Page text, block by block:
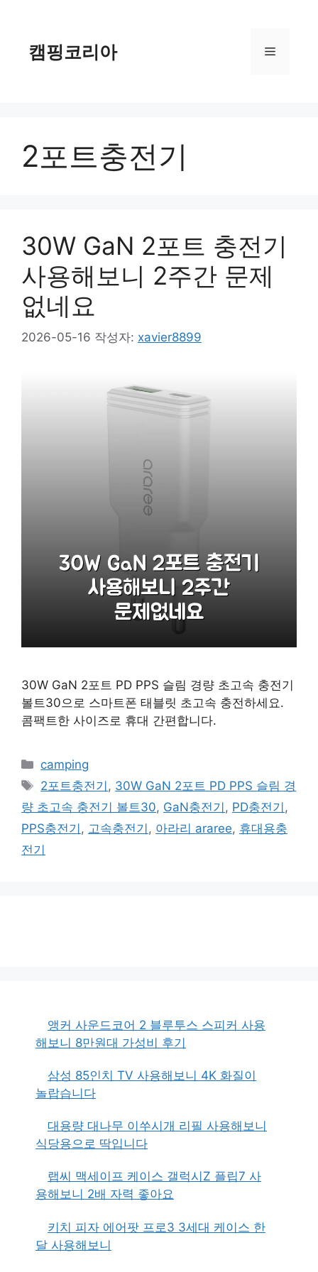
캠핑코리아 메
2포트충전기
30W GaN 2포트 충전기
사용해보니 2주간 문제
없네요
2026-05-16 작성자: xavier8899
30W GaN 2포트 PD PPS 슬림 경량 초고속 충전기
볼트30으로 스마트폰 태블릿 초고속 충전하세요.
콤팩트한 사이즈로 휴대 간편합니다.
카
테
리
camping
태
그
2포트충전기 , 30W GaN 2포트 PD PPS 슬림 경
량 초고속 충전기 볼트30, GaN충전기 , PD충전기 ,
PPS충전기 , 고속충전기 , 아라리 araree, 휴대용충
전기
앵커 사운드코어 2 블루투스 스피커 사용
해보니 8만원대 가성비 후기
삼성 85인치 TV 사용해보니 4K 화질이
놀랍습니다
대용량 대나무 이쑤시개 리필 사용해보니
식당용으로 딱입니다
랩씨 맥세이프 케이스 갤럭시Z 플립7 사
용해보니 2배 자력 좋아요
키치 피자 에어팟 프로3 3세대 케이스 한
달 사용해보니